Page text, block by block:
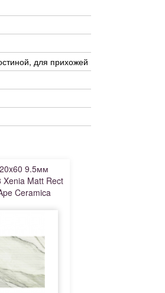
для прихожей
9.5мм
Xenia Matt Rect
Ceramica